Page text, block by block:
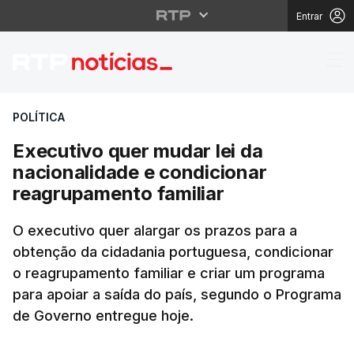
Entrar
Executivo quer
POLÍTICA
Executivo quer mudar lei da
nacionalidade e condicionar
reagrupamento familiar
O executivo quer alargar os prazos para a
obtenção da cidadania portuguesa, condicionar
o reagrupamento familiar e criar um programa
para apoiar a saída do país, segundo o Programa
de Governo entregue hoje.